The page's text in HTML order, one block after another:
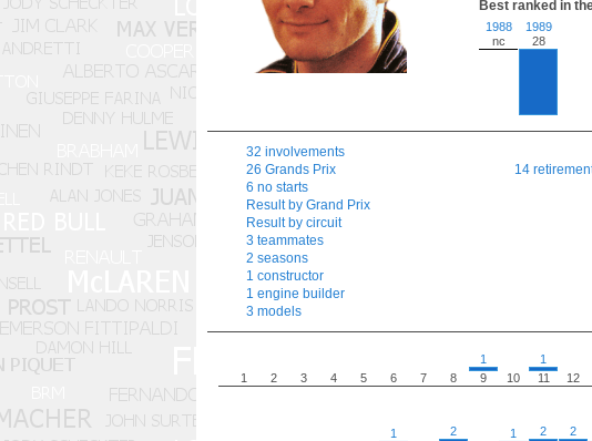
Best ranked in
1988
nc
1989
28
32 involvements
26 Grands Prix
6 no starts
Result by Grand Prix
Result by circuit
3 teammates
2 seasons
1 constructor
1 engine builder
3 models
14
1 2 3 4 5 6 7 8
1
9
10
1
11
12
1
2
1
2
2